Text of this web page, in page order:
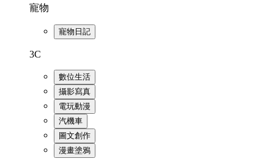
寵物
寵物日記
3C
數位生活
攝影寫真
電玩動漫
汽機車
圖文創作
漫畫塗鴉